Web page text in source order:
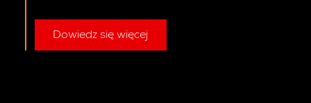
Dowiedz się więcej